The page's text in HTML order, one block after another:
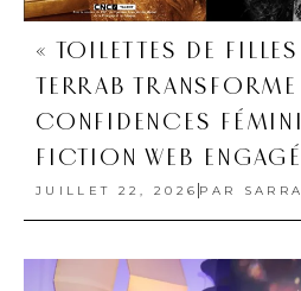
« TOILETTES DE
TERRAB TRANSFORME
CONFIDENCES
FICTION WEB
JUILLET 22, 2026 PAR